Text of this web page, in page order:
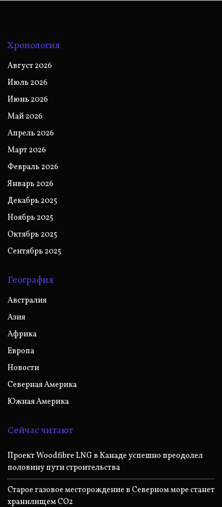
Хронология
Август 2026
Июль 2026
Июнь 2026
Май 2026
Апрель 2026
Март 2026
Февраль 2026
Январь 2026
Декабрь 2025
Ноябрь 2025
Октябрь 2025
Сентябрь 2025
География
Австралия
Азия
Африка
Европа
Новости
Северная Америка
Южная Америка
Сейчас читают
Проект Woodfibre LNG в Канаде успешно преодолел
половину пути строительства
Старое газовое месторождение в Северном море станет
хранилищем CO2